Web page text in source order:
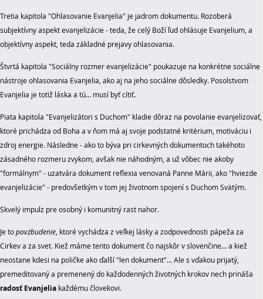
Tretia kapitola "Ohlasovanie Evanjelia" je jadrom dokumentu. Rozoberá
subjektívny aspekt evanjelizácie - teda, že celý Boží ľud ohlásuje Evanjelium, a
objektívny aspekt, teda základné prejavy ohlasovania.
Štvrtá kapitola "Sociálny rozmer evanjelizácie" poukazuje na konkrétne sociálne
nástroje ohlasovania Evanjelia, ako aj na jeho sociálne dôsledky. Posolstvom
Evanjelia je totiž láska a tú... musí byť cítiť.
Piata kapitola "Evanjelizátori s Duchom" kladie dôraz na povolanie evanjelizovať,
ktoré prichádza od Boha a v ňom má aj svoje podstatné kritérium, motiváciu i
zdroj energie. Následne - ako to býva pri cirkevných dokumentoch takéhoto
zásadného rozmeru zvykom, avšak nie náhodným, a už vôbec nie akoby
"formálnym" - uzatvára dokument reflexia venovaná Panne Márii, ako "hviezde
evanjelizácie" - predovšetkým v tom jej životnom spojení s Duchom Svätým.
Skvelý impulz pre osobný i komunitný rast nahor.
Je topovzbudenie , ktoré vychádza z veľkej lásky a zodpovednosti pápeža za
Cirkev a za svet. Kiež máme tento dokument čo najskôr v slovenčine... a kiež
neostane kdesi na poličke ako ďalší "len dokument"... Ale s vďakou prijatý,
premeditovaný a premenený do každodenných životných krokov nech prináša
radosť Evanjelia každému človekovi.